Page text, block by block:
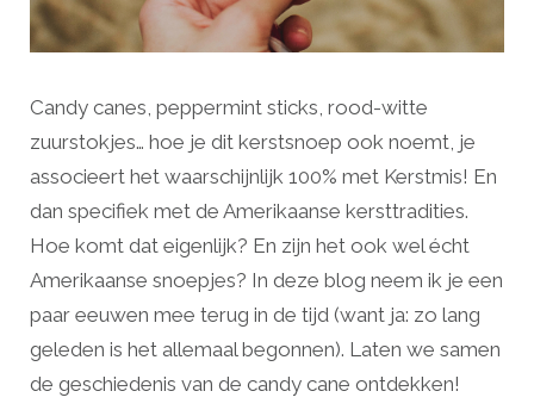
Candy canes, peppermint sticks, rood-witte
zuurstokjes… hoe je dit kerstsnoep ook noemt, je
associeert het waarschijnlijk 100% met Kerstmis! En
dan specifiek met de Amerikaanse kersttradities.
Hoe komt dat eigenlijk? En zijn het ook wel écht
Amerikaanse snoepjes? In deze blog neem ik je een
paar eeuwen mee terug in de tijd (want ja: zo lang
geleden is het allemaal begonnen). Laten we samen
de geschiedenis van de candy cane ontdekken!